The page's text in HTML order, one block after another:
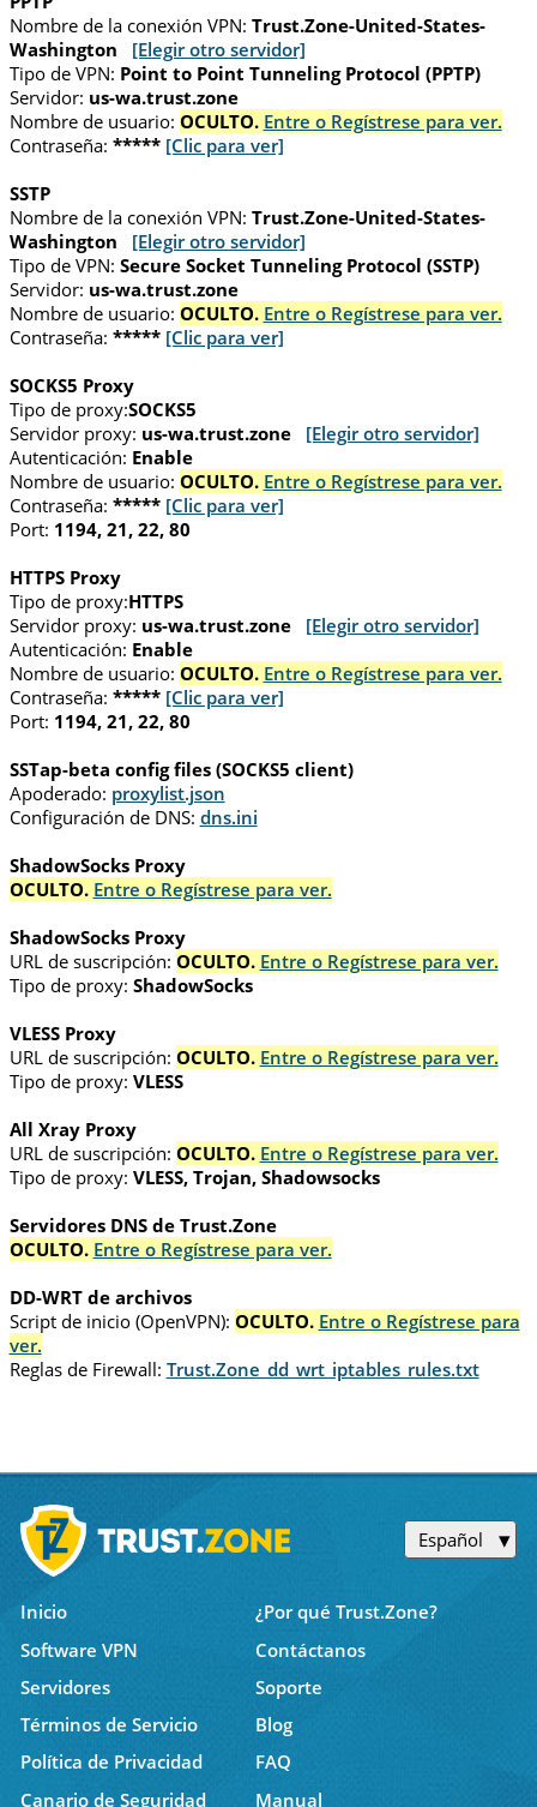
Nombre de la conexión VPN: Trust.Zone-United-States-
Washington
[Elegir otro servidor]
Tipo de VPN: Point to Point Tunneling Protocol (PPTP)
Servidor: us-wa.trust.zone
Nombre de usuario: OCULTO. Entre o Regístrese para ver.
Contraseña: ***** [Clic para ver]
SSTP
Nombre de la conexión VPN: Trust.Zone-United-States-
Washington
[Elegir otro servidor]
Tipo de VPN: Secure Socket Tunneling Protocol (SSTP)
Servidor: us-wa.trust.zone
Nombre de usuario: OCULTO. Entre o Regístrese para ver.
Contraseña: ***** [Clic para ver]
SOCKS5 Proxy
Tipo de proxy:SOCKS5
Servidor proxy: us-wa.trust.zone
[Elegir otro servidor]
Autenticación: Enable
Nombre de usuario: OCULTO. Entre o Regístrese para ver.
Contraseña: ***** [Clic para ver]
Port: 1194, 21, 22, 80
HTTPS Proxy
Tipo de proxy:HTTPS
Servidor proxy: us-wa.trust.zone
[Elegir otro servidor]
Autenticación: Enable
Nombre de usuario: OCULTO. Entre o Regístrese para ver.
Contraseña: ***** [Clic para ver]
Port: 1194, 21, 22, 80
SSTap-beta config files (SOCKS5 client)
Apoderado: proxylist.json
Configuración de DNS: dns.ini
ShadowSocks Proxy
OCULTO. Entre o Regístrese para ver.
ShadowSocks Proxy
URL de suscripción: OCULTO. Entre o Regístrese para ver.
Tipo de proxy: ShadowSocks
VLESS Proxy
URL de suscripción: OCULTO. Entre o Regístrese para ver.
Tipo de proxy: VLESS
All Xray Proxy
URL de suscripción: OCULTO. Entre o Regístrese para ver.
Tipo de proxy: VLESS, Trojan, Shadowsocks
Servidores DNS de Trust.Zone
OCULTO. Entre o Regístrese para ver.
DD-WRT de archivos
Script de inicio (OpenVPN): OCULTO. Entre o Regístrese para
ver.
Reglas de Firewall: Trust.Zone_dd_wrt_iptables_rules.txt
Español
Inicio
¿Por qué Trust.Zone?
Software VPN
Contáctanos
Servidores
Soporte
Términos de Servicio
Blog
Política de Privacidad
FAQ
Canario de Seguridad
Manual